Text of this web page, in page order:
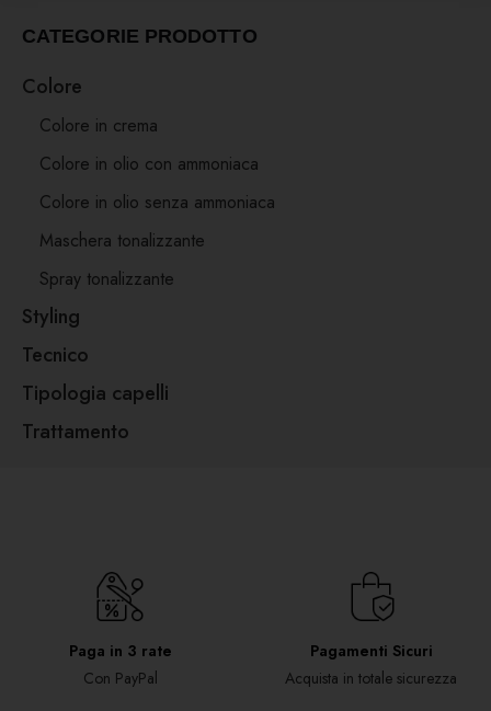
CATEGORIE PRODOTTO
Colore
Colore in crema
Colore in olio con ammoniaca
Colore in olio senza ammoniaca
Maschera tonalizzante
Spray tonalizzante
Styling
Tecnico
Tipologia capelli
Trattamento
Paga in 3 rate
Con PayPal
Pagamenti Sicuri
Acquista in totale sicurezza